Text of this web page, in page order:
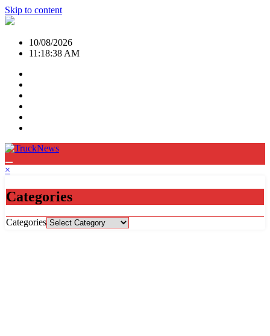
Skip to content
10/08/2026
11:18:39 AM
×
Categories
Categories